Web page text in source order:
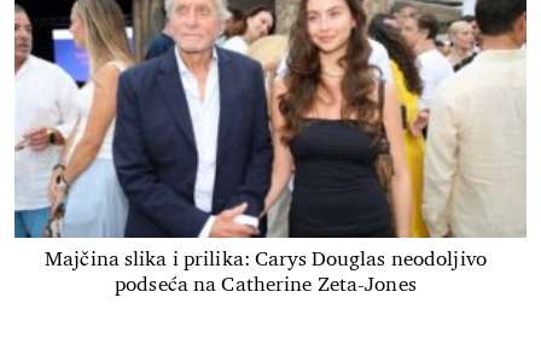
Majčina slika i prilika: Carys Douglas neodoljivo
podseća na Catherine Zeta-Jones